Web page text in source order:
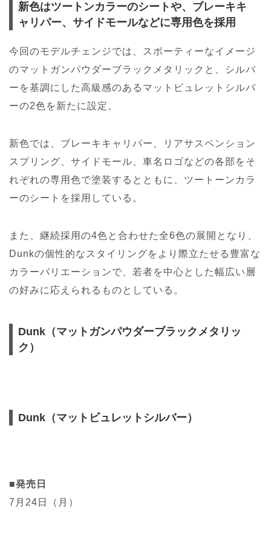
新色はツートンカラーのシートや、ブレーキキ
ャリパー、サイドモールなどに専用色を採用
今回のモデルチェンジでは、スポーティーなイメージ
のマットガンパウダーブラックメタリックと、シルバ
ーを基調にした高級感のあるマットビュレットシルバ
ーの2色を新たに設定。
新色では、ブレーキキャリパー、リアサスペンション
スプリング、サイドモール、車名ロゴなどの各部をそ
れぞれの専用色で塗装するとともに、ツートーンカラ
ーのシートを採用している。
また、継続採用の4色と合わせた全6色の展開となり、
Dunkの個性的なスタイリングをより際立たせる豊富な
カラーバリエーションで、若者を中心とした幅広い層
の好みに応えられるものとしている。
Dunk（マットガンパウダーブラックメタリッ
ク）
Dunk（マットビュレットシルバー）
■発売日
7月24日（月）